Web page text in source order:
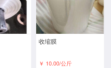
收缩膜
￥ 10.00/公斤